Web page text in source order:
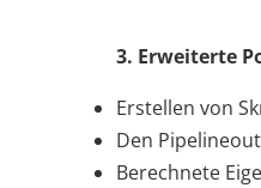
3. Erweiterte
Erstellen von
Den
Berechnete